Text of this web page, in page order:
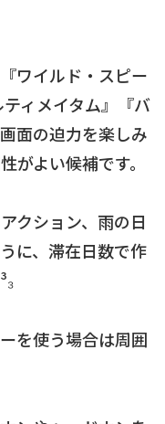
ワイルド・スピー
ティメイタム』『バ
面の迫力を楽しみ
がよい候補です。
クション、雨の日
に、滞在日数で作
を使う場合は周囲